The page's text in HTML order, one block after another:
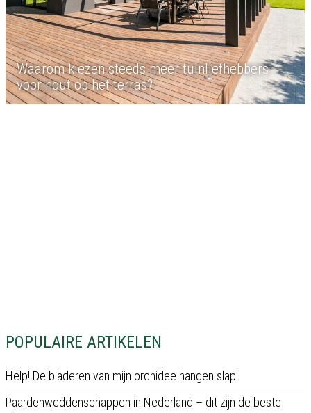
POPULAIRE ARTIKELEN
Help! De bladeren van mijn orchidee hangen slap!
Paardenweddenschappen in Nederland – dit zijn de beste
Waarom kiezen steeds meer tuinliefhebbers
voor hout op het terras?